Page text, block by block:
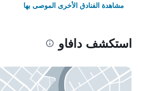
مشاهدة الفنادق الأخرى الموصى بها
استكشف دافاو